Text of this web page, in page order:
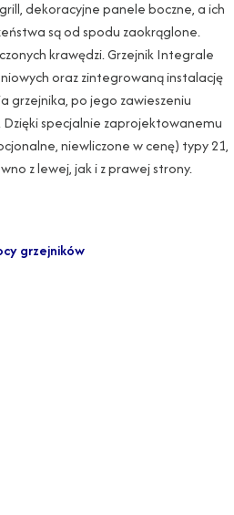
dekoracyjne panele boczne, a ich
są od spodu zaokrąglone.
krawędzi. Grzejnik Integrale
oraz zintegrowaną instalację
grzejnika, po jego zawieszeniu
specjalnie zaprojektowanemu
niewliczone w cenę) typy 21,
z lewej, jak i z prawej strony.
grzejników